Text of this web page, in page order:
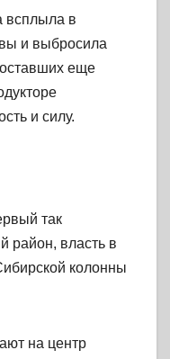
всплыла в
и выбросила
еще
и силу.
так
район, власть в
колонны
на центр